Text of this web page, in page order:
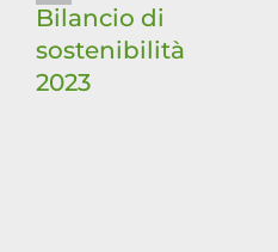
Bilancio di
sostenibilità
2023